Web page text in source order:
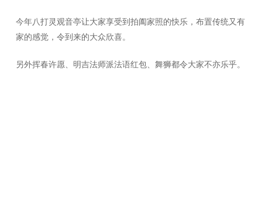
今年八打灵观音亭让大家享受到拍阖家照的快乐，布置传统又有
家的感觉，令到来的大众欣喜。
另外挥春许愿、明吉法师派法语红包、舞狮都令大家不亦乐乎。